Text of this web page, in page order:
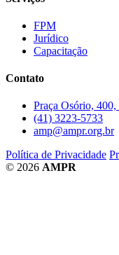
FPM
Jurídico
Capacitação
Contato
Praça Osório,
(41) 3223-5733
amp@ampr.org.br
Política de Privacidade
© 2026 AMPR